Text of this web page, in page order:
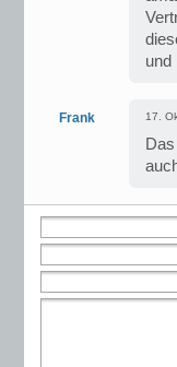
und
Frank 17.